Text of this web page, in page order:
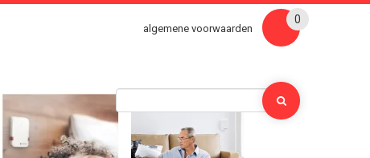
algemene voorwaarden
0